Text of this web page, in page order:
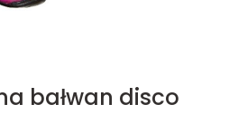
bałwan disco